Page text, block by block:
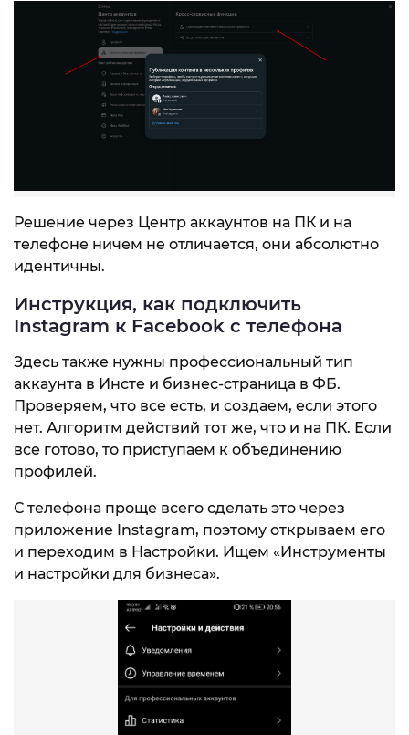
Решение через Центр аккаунтов на ПК и на
телефоне ничем не отличается, они абсолютно
идентичны.
Инструкция, как подключить
Instagram к Facebook с телефона
Здесь также нужны профессиональный тип
аккаунта в Инсте и бизнес-страница в ФБ.
Проверяем, что все есть, и создаем, если этого
нет. Алгоритм действий тот же, что и на ПК. Если
все готово, то приступаем к объединению
профилей.
С телефона проще всего сделать это через
приложение Instagram, поэтому открываем его
и переходим в Настройки. Ищем «Инструменты
и настройки для бизнеса».